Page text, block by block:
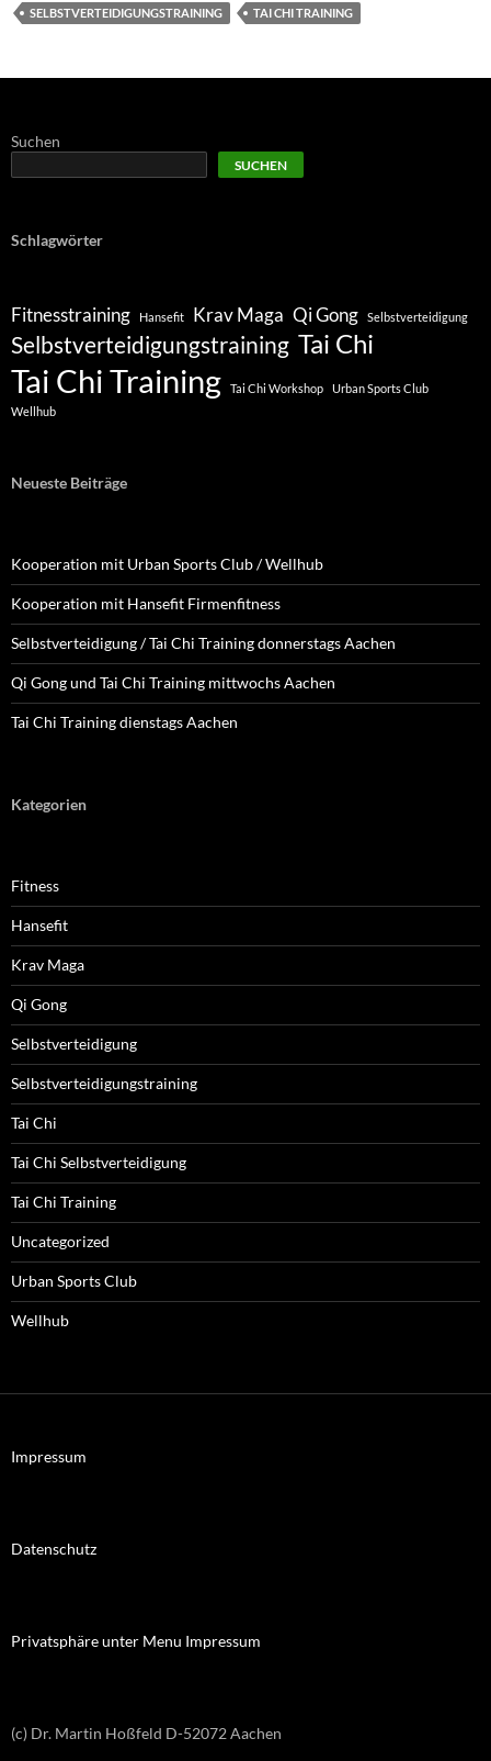
SELBSTVERTEIDIGUNGSTRAINING
TAI CHI TRAINING
Suchen
SUCHEN
Schlagwörter
Fitnesstraining Hansefit Krav Maga Qi Gong Selbstverteidigung
Selbstverteidigungstraining Tai Chi
Tai Chi Training Tai Chi Workshop
Urban Sports Club
Wellhub
Neueste Beiträge
Kooperation mit Urban Sports Club / Wellhub
Kooperation mit Hansefit Firmenfitness
Selbstverteidigung / Tai Chi Training donnerstags Aachen
Qi Gong und Tai Chi Training mittwochs Aachen
Tai Chi Training dienstags Aachen
Kategorien
Fitness
Hansefit
Krav Maga
Qi Gong
Selbstverteidigung
Selbstverteidigungstraining
Tai Chi
Tai Chi Selbstverteidigung
Tai Chi Training
Uncategorized
Urban Sports Club
Wellhub
Impressum
Datenschutz
Privatsphäre unter Menu Impressum
(c) Dr. Martin Hoßfeld D-52072 Aachen